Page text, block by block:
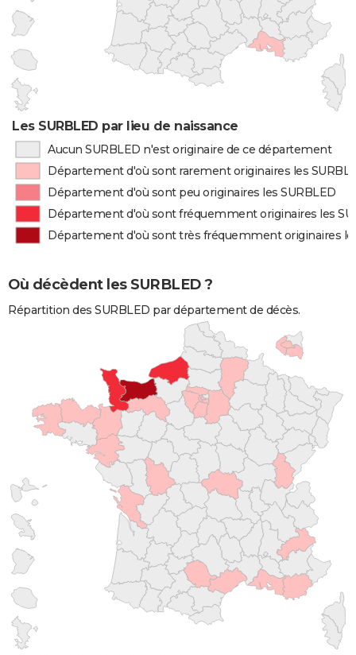
Les SURBLED par lieu de naissance
Aucun SURBLED n'est originaire de ce département
Département d'où sont rarement originaires les
Département d'où sont peu originaires les SURBLED
Département d'où sont fréquemment originaires les
Département d'où sont très fréquemment originaires
Où décèdent les SURBLED ?
Répartition des SURBLED par département de décès.